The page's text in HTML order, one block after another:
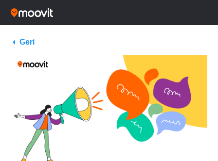
Geri